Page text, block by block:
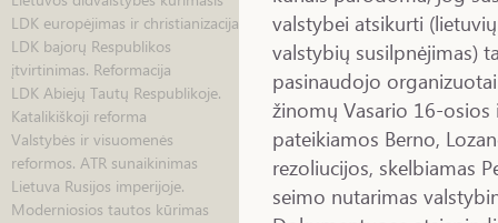
LDK europėjimas ir christianizacija
LDK bajorų Respublikos
įtvirtinimas. Reformacija
LDK Abiejų Tautų Respublikoje.
Katalikiškoji reforma
Valstybės ir visuomenės
reformos. ATR sunaikinimas
Lietuva Rusijos imperijoje.
Moderniosios tautos kūrimas
valstybei atsikurti
valstybių susilpnėjimas)
pasinaudojo
žinomų Vasario 16-
pateikiamos Berno,
rezoliucijos, skelbiamas
seimo nutarimas